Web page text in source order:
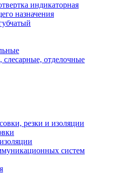
индикаторная
назначения
отделочные
резки и изоляции
систем